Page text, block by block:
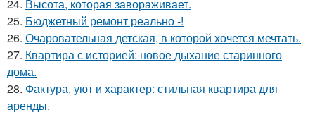
24. Высота, которая завораживает.
25. Бюджетный ремонт реально -!
26. Очаровательная детская, в которой хочется мечтать.
27. Квартира с историей: новое дыхание старинного
дома.
28. Фактура, уют и характер: стильная квартира для
аренды.